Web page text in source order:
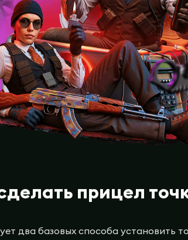
прицел
два базовых способа установить